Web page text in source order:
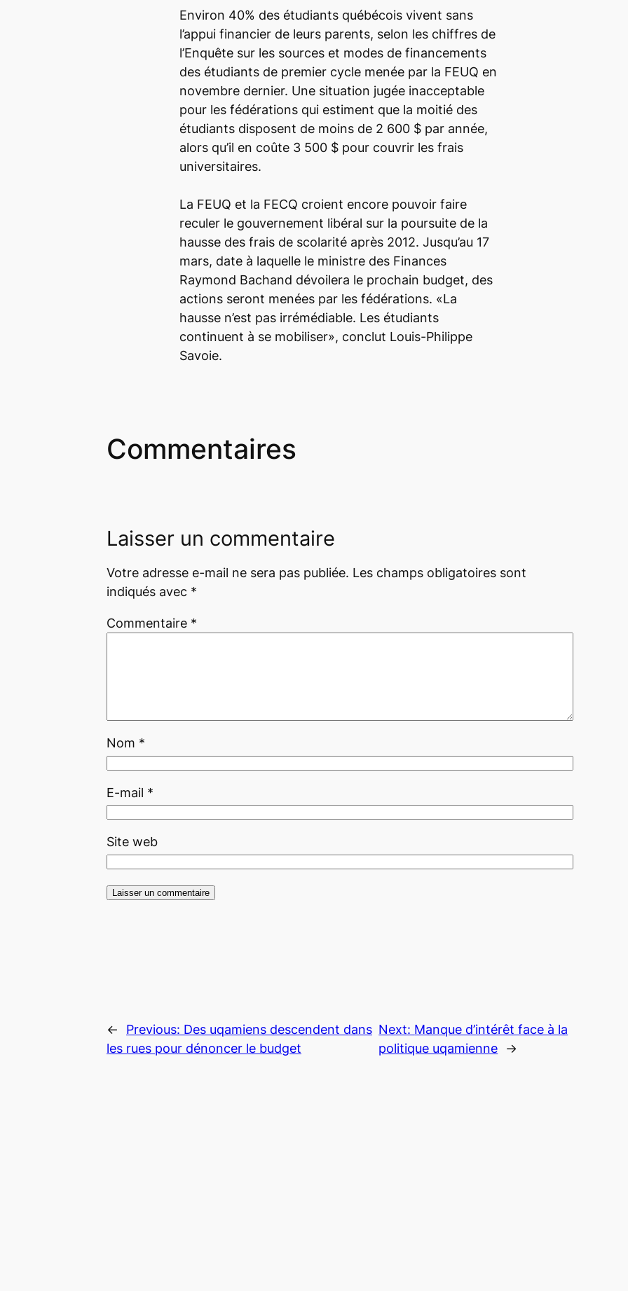
Environ 40% des étudiants québécois vivent sans
l’appui financier de leurs parents, selon les chiffres de
l’Enquête sur les sources et modes de financements
des étudiants de premier cycle menée par la FEUQ en
novembre dernier. Une situation jugée inacceptable
pour les fédérations qui estiment que la moitié des
étudiants disposent de moins de 2 600 $ par année,
alors qu’il en coûte 3 500 $ pour couvrir les frais
universitaires.
La FEUQ et la FECQ croient encore pouvoir faire
reculer le gouvernement libéral sur la poursuite de la
hausse des frais de scolarité après 2012. Jusqu’au 17
mars, date à laquelle le ministre des Finances
Raymond Bachand dévoilera le prochain budget, des
actions seront menées par les fédérations. «La
hausse n’est pas irrémédiable. Les étudiants
continuent à se mobiliser», conclut Louis-Philippe
Savoie.
Commentaires
Laisser un commentaire
Votre adresse e-mail ne sera pas publiée. Les champs obligatoires sont
indiqués avec *
Commentaire *
Nom *
E-mail *
Site web
← Previous: Des uqamiens descendent dans
les rues pour dénoncer le budget
Next: Manque d’intérêt face à la
politique uqamienne
→